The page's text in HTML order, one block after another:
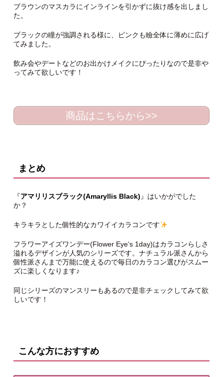
ブラウンのマスカラにインラインを引かずに抜け感を出しまし
た。
ブラックの瞳が強調される様に、ピンクも瞼全体に薄めに広げ
てみました。
飲み会やデートなどのお出かけメイクにぴったりなので是非や
ってみて欲しいです！
商品はこちらから>>
まとめ
『アマリリスブラック(Amaryllis Black)』はいかがでした
か？
キラキラとした個性的なカワイイカラコンです
フラワーアイズワンデー(Flower Eye‘s 1day)はカラコンらしさ
溢れるデザインが人気のシリーズです。ナチュラル派さんから
個性派さんまで万能に使えるので毎日のカラコン選びがスムー
ズに楽しくなります♪
同じシリーズのマンスリーもあるので是非チェックしてみて欲
しいです！
こんな方におすすめ